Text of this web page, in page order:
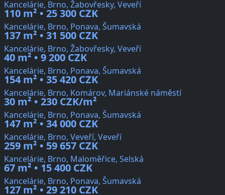
Kancelárie, Brno, Žabovřesky, Veveří
110 m² • 25 300 CZK
Kancelárie, Brno, Ponava, Šumavská
137 m² • 31 500 CZK
Kancelárie, Brno, Žabovřesky, Veveří
40 m² • 9 200 CZK
Kancelárie, Brno, Ponava, Šumavská
154 m² • 35 420 CZK
Kancelárie, Brno, Komárov, Mariánské náměstí
30 m² • 230 CZK/m²
Kancelárie, Brno, Ponava, Šumavská
147 m² • 34 000 CZK
Kancelárie, Brno, Veveří, Veveří
259 m² • 59 657 CZK
Kancelárie, Brno, Maloměřice, Selská
67 m² • 15 400 CZK
Kancelárie, Brno, Ponava, Šumavská
127 m² • 29 210 CZK